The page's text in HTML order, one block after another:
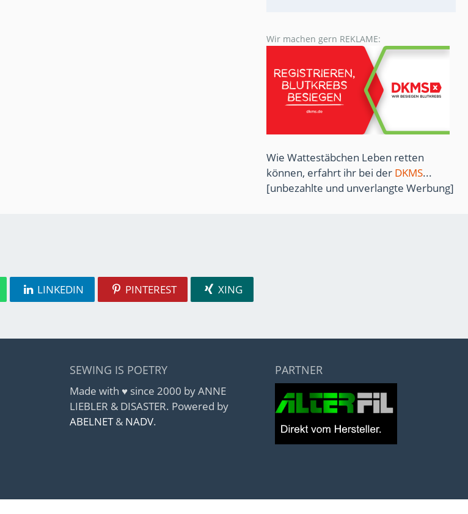
Wir machen gern REKLAME:
Wie Wattestäbchen Leben retten
können, erfahrt ihr bei der DKMS...
[unbezahlte und unverlangte Werbung]
LINKEDIN PINTEREST XING
SEWING IS POETRY
Made with ♥ since 2000 by ANNE
LIEBLER & DISASTER. Powered by
ABELNET& NADV.
PARTNER